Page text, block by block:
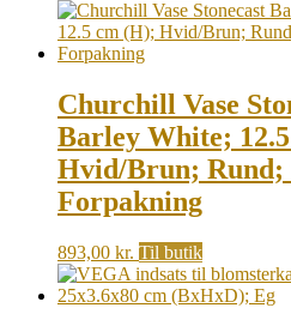
Churchill Vase
Barley White;
Hvid/Brun; Rund;
Forpakning
893,00 kr. Til butik